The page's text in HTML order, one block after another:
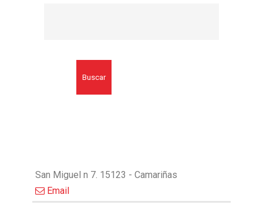
Buscar
San Miguel n 7. 15123 - Camariñas
Email